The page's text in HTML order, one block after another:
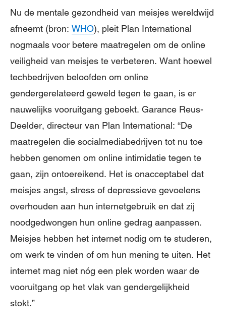
Nu de mentale gezondheid van meisjes wereldwijd
afneemt (bron: WHO), pleit Plan International
nogmaals voor betere maatregelen om de online
veiligheid van meisjes te verbeteren. Want hoewel
techbedrijven beloofden om online
gendergerelateerd geweld tegen te gaan, is er
nauwelijks vooruitgang geboekt. Garance Reus-
Deelder, directeur van Plan International: “De
maatregelen die socialmediabedrijven tot nu toe
hebben genomen om online intimidatie tegen te
gaan, zijn ontoereikend. Het is onacceptabel dat
meisjes angst, stress of depressieve gevoelens
overhouden aan hun internetgebruik en dat zij
noodgedwongen hun online gedrag aanpassen.
Meisjes hebben het internet nodig om te studeren,
om werk te vinden of om hun mening te uiten. Het
internet mag niet nóg een plek worden waar de
vooruitgang op het vlak van gendergelijkheid
stokt.”